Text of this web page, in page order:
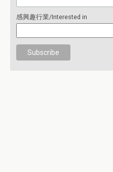
感興趣行業/Interested in